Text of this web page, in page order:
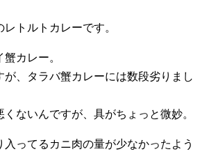
トルトカレーです。
カレー。
が、タラバ蟹カレーには数段劣りまし
ないんですが、具がちょっと微妙。
入ってるカニ肉の量が少なかったよう